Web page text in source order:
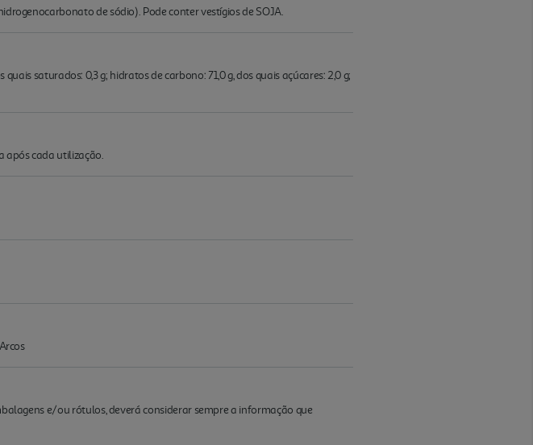
de sódio). Pode conter vestígios de SOJA.
saturados: 0,3 g; hidratos de carbono: 71,0 g, dos quais açúcares: 2,0 g;
após cada utilização.
e/ou rótulos, deverá considerar sempre a informação que